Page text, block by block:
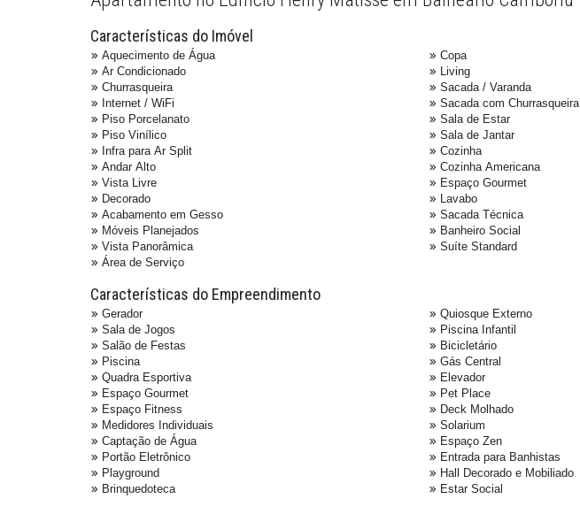
Características do Imóvel
Aquecimento de Água
Ar Condicionado
Churrasqueira
Internet / WiFi
Piso Porcelanato
Piso Vinílico
Infra para Ar Split
Andar Alto
Vista Livre
Decorado
Acabamento em Gesso
Móveis Planejados
Vista Panorâmica
Área de Serviço
Copa
Living
Sacada / Varanda
Sacada com Churrasqueira
Sala de Estar
Sala de Jantar
Cozinha
Cozinha Americana
Espaço Gourmet
Lavabo
Sacada Técnica
Banheiro Social
Suíte Standard
Características do Empreendimento
Gerador
Sala de Jogos
Salão de Festas
Piscina
Quadra Esportiva
Espaço Gourmet
Espaço Fitness
Medidores Individuais
Captação de Água
Portão Eletrônico
Playground
Brinquedoteca
Quiosque Externo
Piscina Infantil
Bicicletário
Gás Central
Elevador
Pet Place
Deck Molhado
Solarium
Espaço Zen
Entrada para Banhistas
Hall Decorado e Mobiliado
Estar Social